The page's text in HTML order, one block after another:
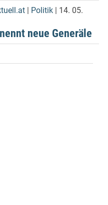
| Politik | 14. 05.
neue Generäle